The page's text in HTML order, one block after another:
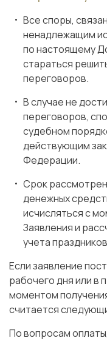
Все споры,
ненадлежащим
по настоящему
стараться
переговоров.
В случае не
переговоров,
судебном
действующим
Федерации.
Срок
денежных
исчисляться с
Заявления и
учета
Если заявление
рабочего дня или в
моментом
считается
По вопросам